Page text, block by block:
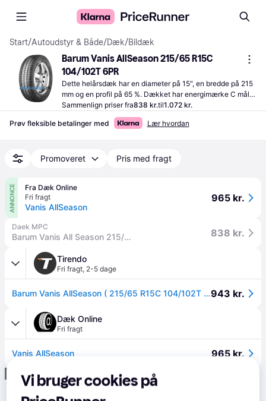
Start/Autoudstyr & Både/Dæk/Bildæk
Barum Vanis AllSeason 215/65 R15C
104/102T 6PR
Dette helårsdæk har en diameter på 15", en bredde på 215
mm og en profil på 65 %. Dækket har energimærke C målt i
forhold til brændstofeffektivitet, så det har et rimeligt
brændstofforbrug.
Sammenlign priser fra838 kr.til1.072 kr.
Prøv fleksible betalinger med Lær hvordan
Promoveret Pris med fragt
ANNONCE
Fra Dæk Online
Fri fragt
Vanis AllSeason
965 kr.
Daek MPC
Barum Vanis All Season 215/65R15C 104/102T 838 kr.
Tirendo
Fri fragt, 2-5 dage
Barum Vanis AllSeason ( 215/65 R15C 104/102T 6PR )943 kr.
Dæk Online
Fri fragt
Vanis AllSeason 965 kr.
Annonce
Vi bruger cookies på